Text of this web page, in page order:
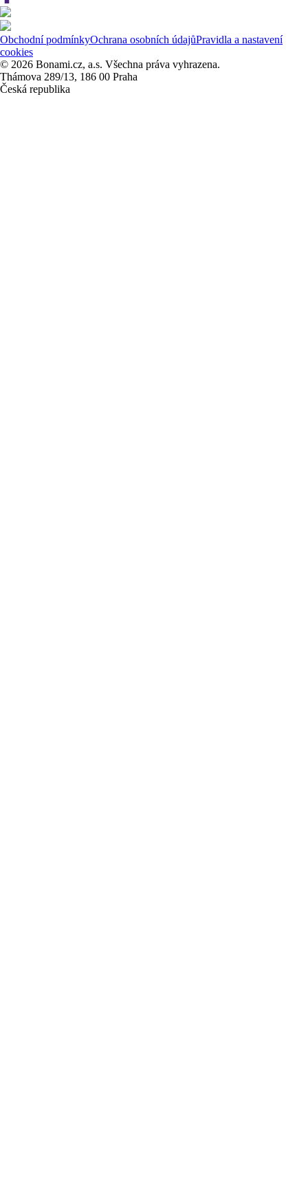
Obchodní podmínkyOchrana osobních údajůPravidla a nastavení
cookies
© 2026 Bonami.cz, a.s. Všechna práva vyhrazena.
Thámova 289/13, 186 00 Praha
Česká republika